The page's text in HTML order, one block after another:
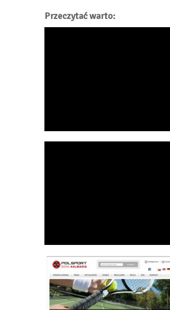
Przeczytać warto: